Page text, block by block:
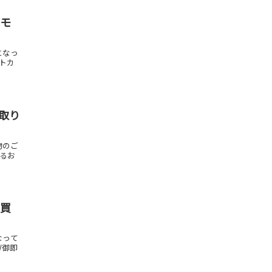
っ
カ
り
のご
お
って
御即